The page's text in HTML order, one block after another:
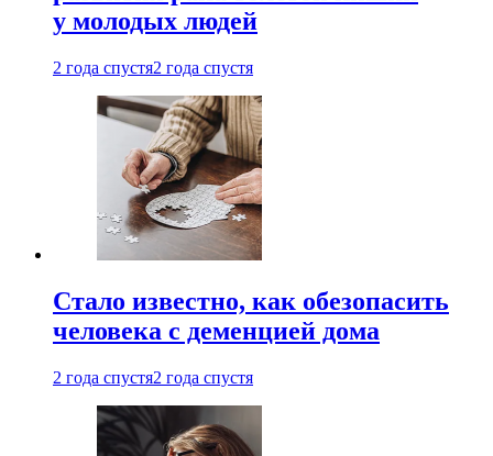
у молодых людей
2 года спустя2 года спустя
Стало известно, как обезопасить
человека с деменцией дома
2 года спустя2 года спустя